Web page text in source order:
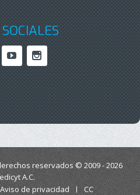
reservados © 2009 - 2026
A.C.
Aviso de privacidad CC